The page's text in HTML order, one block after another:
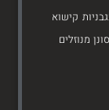
קישוא
מנוזלים